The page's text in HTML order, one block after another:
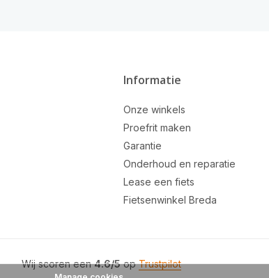
Informatie
Onze winkels
Proefrit maken
Garantie
Onderhoud en reparatie
Lease een fiets
Fietsenwinkel Breda
Wij scoren een4.6/5opTrustpilot